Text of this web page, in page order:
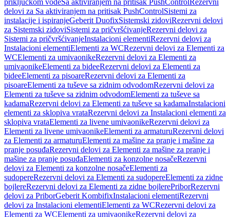
priključkom vodeSa aktiviranjem na pritisak PushControlRezervni
delovi za Sa aktiviranjem na pritisak PushControlSistemi za
instalacije i ispiranjeGeberit DuofixSistemski zidoviRezervni delovi
za Sistemski zidoviSistemi za pričvršćivanjeRezervni delovi za
Sistemi za pričvršćivanjeInstalacioni elementiRezervni delovi za
Instalacioni elementiElementi za WCRezervni delovi za Elementi za
WCElementi za umivaonikeRezervni delovi za Elementi za
umivaonikeElementi za bideeRezervni delovi za Elementi za
bideeElementi za pisoareRezervni delovi za Elementi za
pisoareElementi za tuševe sa zidnim odvodomRezervni delovi za
Elementi za tuševe sa zidnim odvodomElementi za tuševe sa
kadamaRezervni delovi za Elementi za tuševe sa kadamaInstalacioni
elementi za sklopiva vrataRezervni delovi za Instalacioni elementi za
sklopiva vrataElementi za livene umivaonikeRezervni delovi za
Elementi za livene umivaonikeElementi za armaturuRezervni delovi
za Elementi za armaturuElementi za mašine za pranje i mašine za
pranje posuđaRezervni delovi za Elementi za mašine za pranje i
mašine za pranje posuđaElementi za konzolne nosačeRezervni
delovi za Elementi za konzolne nosačeElementi za
sudopereRezervni delovi za Elementi za sudopereElementi za zidne
bojlereRezervni delovi za Elementi za zidne bojlerePriborRezervni
delovi za PriborGeberit KombifixInstalacioni elementiRezervni
delovi za Instalacioni elementiElementi za WCRezervni delovi za
Elementi za WCElementi za umivaonikeRezervni delovi za